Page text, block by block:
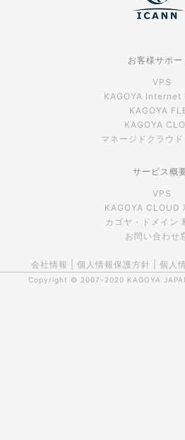
お客様サポー
VPS
KAGOYA Internet
KAGOYA
KAGOYA
マネージドクラウ
サービス概
VPS
KAGOYA CLOUD
カゴヤ・ドメイン
お問い合わせ
会社情報 個人情報保護方針 個人
Copyright © 2007-2020 KAGOYA